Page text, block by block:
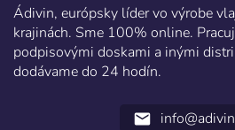
Ádivin, európsky líder vo výrobe
krajinách. Sme 100% online.
podpisovými doskami a inými
dodávame do 24 hodín.
email